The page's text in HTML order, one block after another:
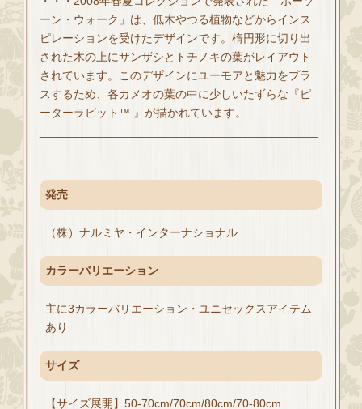
ーン・ウォーク」は、低木やつる植物などからインス
ピレーションを受けたデザインです。楕円形に切り出
された木の上にサンザシとトチノキの葉がレイアウト
されています。このデザインにユーモアと魅力をプラ
スするため、各カメオの葉の中に少しいたずらな『ピ
ーターラビット™ 』が描かれています。
発売
（株）ナルミヤ・インターナショナル
カラーバリエーション
主に3カラーバリエーション・ユニセックスアイテム
あり
サイズ
【サイズ展開】50-70cm/70cm/80cm/70-80cm